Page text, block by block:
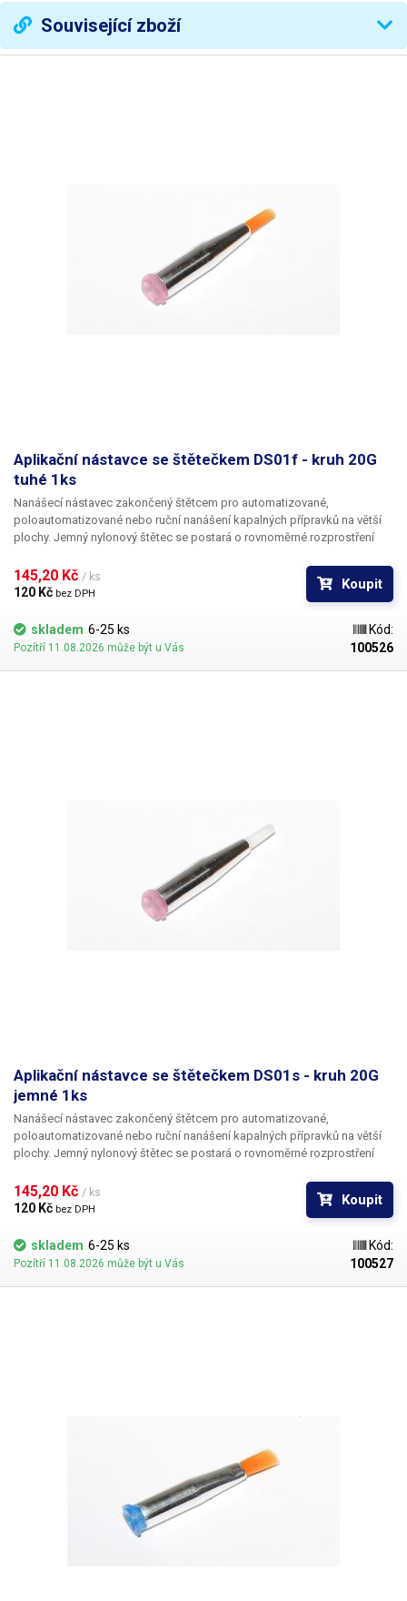
Související zboží
Aplikační nástavce se štětečkem DS01f - kruh 20G
tuhé 1ks
Nanášecí nástavec zakončený štětcem pro automatizované,
poloautomatizované nebo ruční nanášení kapalných přípravků na větší
plochy. Jemný nylonový štětec se postará o rovnoměrné rozprostření
Nabízíme nástavce se dvěma tuhostmi štětce; pro hrubší povrchy a
hustší kapaliny je vhodnější štětec s tužšími a silnějšími vlákny; proto
jsou všechny dispenzní nástavce vyrobeny ve dvou provedeních
145,20 Kč / ks
120 Kč bez DPH
Koupit
skladem 6-25 ks
Pozítří 11.08.2026 může být u Vás
Kód:
100526
Aplikační nástavce se štětečkem DS01s - kruh 20G
jemné 1ks
Nanášecí nástavec zakončený štětcem pro automatizované,
poloautomatizované nebo ruční nanášení kapalných přípravků na větší
plochy. Jemný nylonový štětec se postará o rovnoměrné rozprostření
Nabízíme nástavce se dvěma tuhostmi štětce; pro hrubší povrchy a
hustší kapaliny je vhodnější štětec s tužšími a silnějšími vlákny; proto
jsou všechny dispenzní nástavce vyrobeny ve dvou provedeních
145,20 Kč / ks
120 Kč bez DPH
Koupit
skladem 6-25 ks
Pozítří 11.08.2026 může být u Vás
Kód:
100527